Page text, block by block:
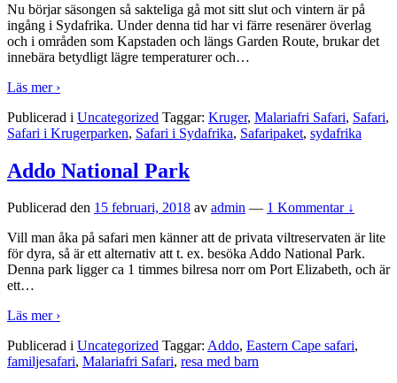
Nu börjar säsongen så sakteliga gå mot sitt slut och vintern är på
ingång i Sydafrika. Under denna tid har vi färre resenärer överlag
och i områden som Kapstaden och längs Garden Route, brukar det
innebära betydligt lägre temperaturer och…
Läs mer ›
Publicerad i Uncategorized Taggar: Kruger, Malariafri Safari, Safari,
Safari i Krugerparken, Safari i Sydafrika, Safaripaket, sydafrika
Addo National Park
Publicerad den 15 februari, 2018 av admin — 1 Kommentar ↓
Vill man åka på safari men känner att de privata viltreservaten är lite
för dyra, så är ett alternativ att t. ex. besöka Addo National Park.
Denna park ligger ca 1 timmes bilresa norr om Port Elizabeth, och är
ett…
Läs mer ›
Publicerad i Uncategorized Taggar: Addo, Eastern Cape safari,
familjesafari, Malariafri Safari, resa med barn